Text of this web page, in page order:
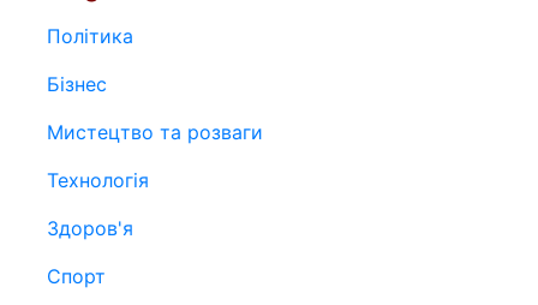
Політика
Бізнес
Мистецтво та розваги
Технологія
Здоров'я
Спорт